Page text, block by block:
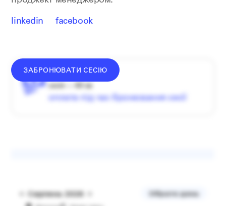
linkedin facebook
ЗАБРОНЮВАТИ СЕСІЮ
оплата під час бронювання сесії